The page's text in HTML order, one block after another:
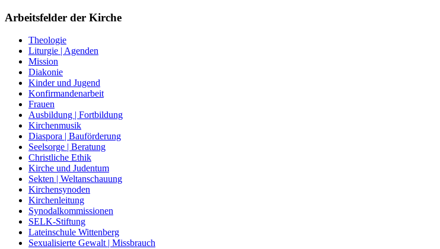
Arbeitsfelder der Kirche
Theologie
Liturgie | Agenden
Mission
Diakonie
Kinder und Jugend
Konfirmandenarbeit
Frauen
Ausbildung | Fortbildung
Kirchenmusik
Diaspora | Bauförderung
Seelsorge | Beratung
Christliche Ethik
Kirche und Judentum
Sekten | Weltanschauung
Kirchensynoden
Kirchenleitung
Synodalkommissionen
SELK-Stiftung
Lateinschule Wittenberg
Sexualisierte Gewalt | Missbrauch